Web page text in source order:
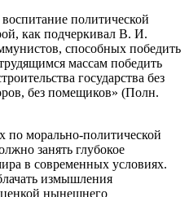
политической
как подчеркивал В. И.
способных победить
массам победить
государства без
без помещиков» (Полн.
по морально-политической
занять глубокое
в современных условиях.
измышления
нынешнего